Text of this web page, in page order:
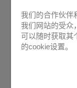
我们的合作伙伴
我们网站的受众
可以随时获取其
的cookie设置。